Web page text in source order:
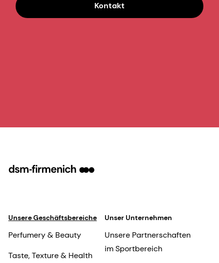
Kontakt
Unsere Geschäftsbereiche
Perfumery & Beauty
Taste, Texture & Health
Unser Unternehmen
Unsere Partnerschaften
im Sportbereich